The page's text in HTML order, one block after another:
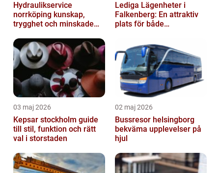
Hydraulikservice
norrköping kunskap,
trygghet och minskade
Lediga Lägenheter i
Falkenberg: En attraktiv
plats för både
semesterfirare
03 maj 2026
Kepsar stockholm guide
till stil, funktion och rätt
val i storstaden
02 maj 2026
Bussresor helsingborg
bekväma upplevelser på
hjul